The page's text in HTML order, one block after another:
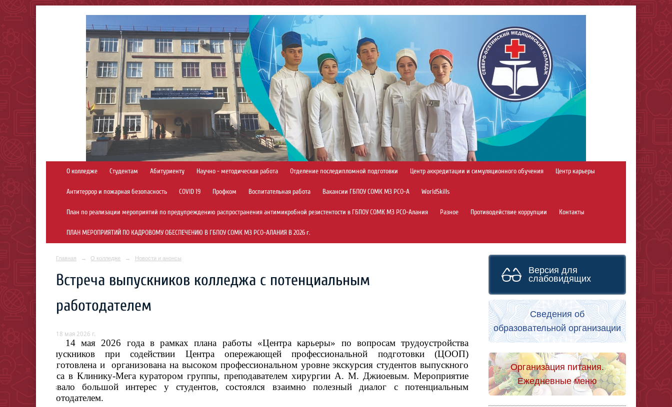
О колледже Студентам Абитуриенту Научно - методическая работа Отделение последипломной подготовки Центр аккредитации и симуляционного обучения Центр карьеры
Антитеррор и пожарная безопасность COVID 19 Профком Воспитательная работа Вакансии ГБПОУ СОМК МЗ РСО-А WorldSkills
План по реализации мероприятий по предупреждению распространения антимикробной резистентости в ГБПОУ СОМК МЗ РСО-Алания Разное Противодействие коррупции Контакты
ПЛАН МЕРОПРИЯТИЙ ПО КАДРОВОМУ ОБЕСПЕЧЕНИЮ В ГБПОУ СОМК МЗ РСО-АЛАНИЯ В 2026 г.
Главная → О колледже → Новости и анонсы
Встреча выпускников колледжа с потенциальным
работодателем
18 мая 2026 г.
14 мая 2026 года в рамках плана работы «Центра карьеры» по вопросам трудоустройства
выпускников при содействии Центра опережающей профессиональной подготовки (ЦООП)
подготовлена и организована на высоком профессиональном уровне экскурсия студентов выпускного
курса в Клинику-Мега куратором группы, преподавателем хирургии А. М. Джиоевым. Мероприятие
вызвало большой интерес у студентов, состоялся взаимно полезный диалог с потенциальным
работодателем.
Версия для
слабовидящих
Сведения об
образовательной организации
Организация питания.
Ежедневные меню